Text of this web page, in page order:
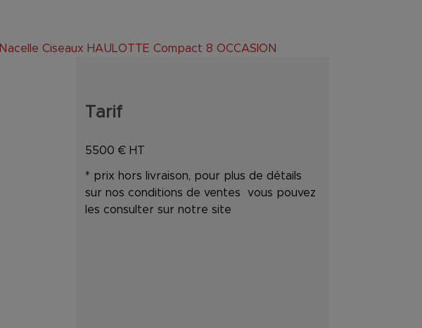
Nacelle Ciseaux HAULOTTE Compact 8 OCCASION
Tarif
5500€ HT
* prix hors livraison, pour plus de détails
sur nos conditions de ventes vous pouvez
les consulter sur notre site